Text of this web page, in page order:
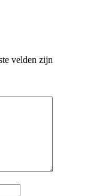
velden zijn